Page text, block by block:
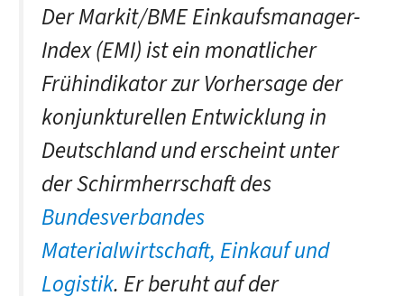
Der Markit/BME Einkaufsmanager-
Index (EMI) ist ein monatlicher
Frühindikator zur Vorhersage der
konjunkturellen Entwicklung in
Deutschland und erscheint unter
der Schirmherrschaft des
Bundesverbandes
Materialwirtschaft, Einkauf und
Logistik. Er beruht auf der